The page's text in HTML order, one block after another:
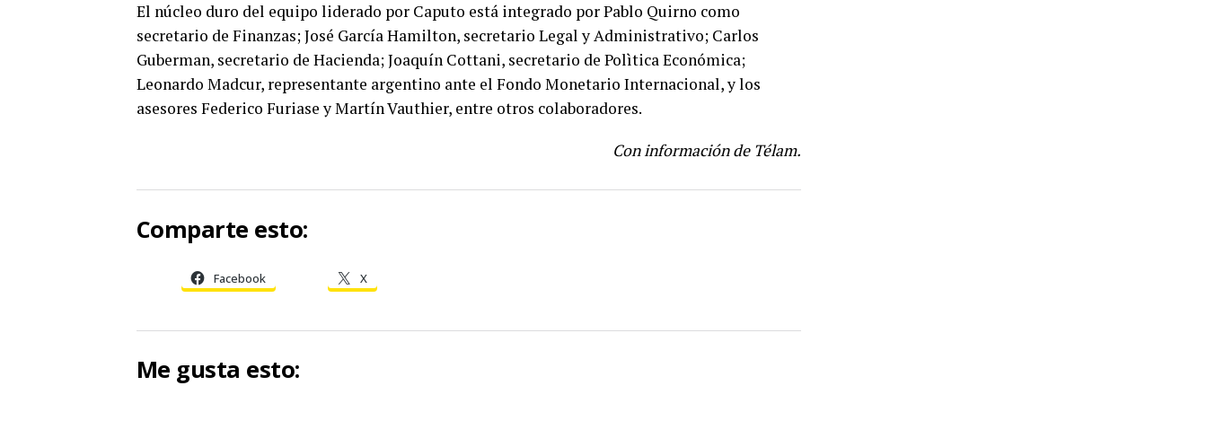
El núcleo duro del equipo liderado por Caputo está integrado por Pablo Quirno como
secretario de Finanzas; José García Hamilton, secretario Legal y Administrativo; Carlos
Guberman, secretario de Hacienda; Joaquín Cottani, secretario de Polìtica Económica;
Leonardo Madcur, representante argentino ante el Fondo Monetario Internacional, y los
asesores Federico Furiase y Martín Vauthier, entre otros colaboradores.
Con información de Télam.
Comparte esto:
Facebook X
Me gusta esto: